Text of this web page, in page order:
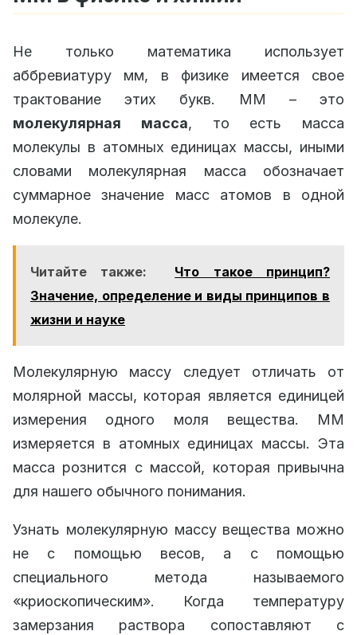
Не только математика использует
аббревиатуру мм, в физике имеется свое
трактование этих букв. ММ – это
молекулярная масса, то есть масса
молекулы в атомных единицах массы, иными
словами молекулярная масса обозначает
суммарное значение масс атомов в одной
молекуле.
Читайте также:
Что такое принцип?
Значение, определение и виды принципов в
жизни и науке
Молекулярную массу следует отличать от
молярной массы, которая является единицей
измерения одного моля вещества. ММ
измеряется в атомных единицах массы. Эта
масса рознится с массой, которая привычна
для нашего обычного понимания.
Узнать молекулярную массу вещества можно
не с помощью весов, а с помощью
специального метода называемого
«криоскопическим». Когда температуру
замерзания раствора сопоставляют с